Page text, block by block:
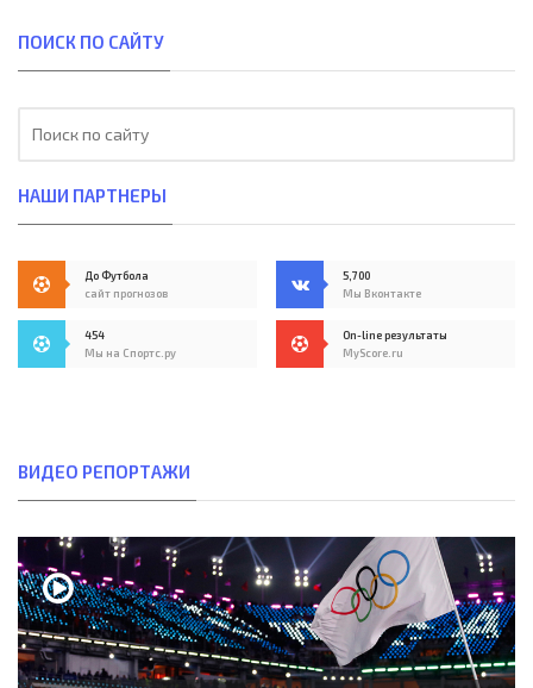
ПОИСК ПО САЙТУ
НАШИ ПАРТНЕРЫ
До Футбола
сайт прогнозов
5,700
Мы Вконтакте
454
Мы на Спортс.ру
On-line результаты
MyScore.ru
ВИДЕО РЕПОРТАЖИ